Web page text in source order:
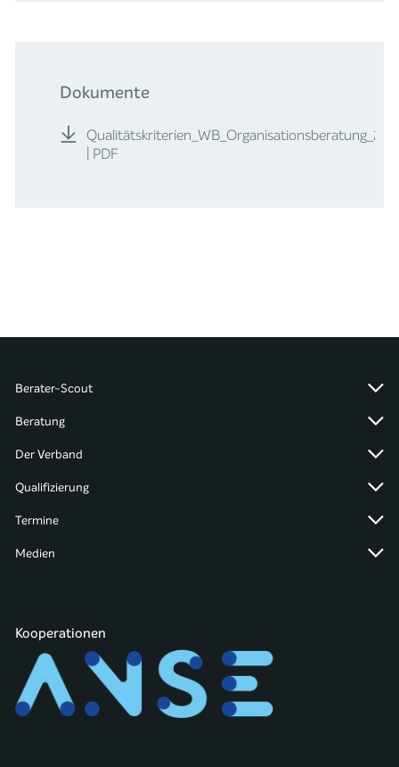
Dokumente
| PDF
Berater-Scout
Beratung
Der Verband
Qualifizierung
Termine
Medien
Kooperationen